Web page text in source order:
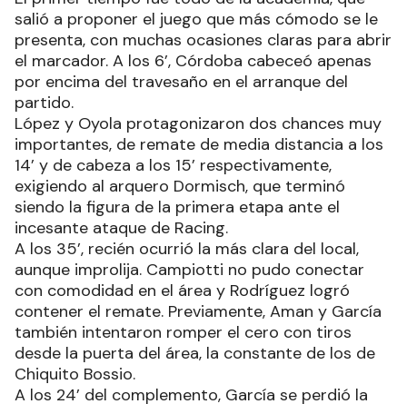
salió a proponer el juego que más cómodo se le
presenta, con muchas ocasiones claras para abrir
el marcador. A los 6’, Córdoba cabeceó apenas
por encima del travesaño en el arranque del
partido.
López y Oyola protagonizaron dos chances muy
importantes, de remate de media distancia a los
14’ y de cabeza a los 15’ respectivamente,
exigiendo al arquero Dormisch, que terminó
siendo la figura de la primera etapa ante el
incesante ataque de Racing.
A los 35’, recién ocurrió la más clara del local,
aunque improlija. Campiotti no pudo conectar
con comodidad en el área y Rodríguez logró
contener el remate. Previamente, Aman y García
también intentaron romper el cero con tiros
desde la puerta del área, la constante de los de
Chiquito Bossio.
A los 24’ del complemento, García se perdió la